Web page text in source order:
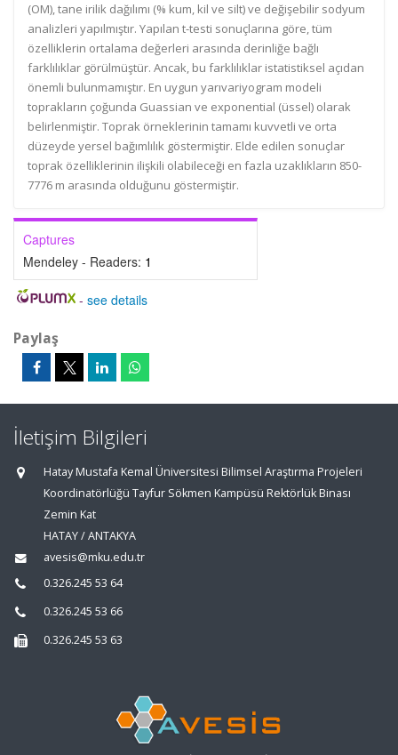
(OM), tane irilik dağılımı (% kum, kil ve silt) ve değişebilir sodyum
analizleri yapılmıştır. Yapılan t-testi sonuçlarına göre, tüm
özelliklerin ortalama değerleri arasında derinliğe bağlı
farklılıklar görülmüştür. Ancak, bu farklılıklar istatistiksel açıdan
önemli bulunmamıştır. En uygun yarıvariyogram modeli
toprakların çoğunda Guassian ve exponential (üssel) olarak
belirlenmiştir. Toprak örneklerinin tamamı kuvvetli ve orta
düzeyde yersel bağımlılık göstermiştir. Elde edilen sonuçlar
toprak özelliklerinin ilişkili olabileceği en fazla uzaklıkların 850-
7776 m arasında olduğunu göstermiştir.
Captures
Mendeley - Readers: 1
- see details
Paylaş
İletişim Bilgileri
Hatay Mustafa Kemal Üniversitesi Bilimsel Araştırma Projeleri
Koordinatörlüğü Tayfur Sökmen Kampüsü Rektörlük Binası
Zemin Kat
HATAY / ANTAKYA
avesis@mku.edu.tr
0.326.245 53 64
0.326.245 53 66
0.326.245 53 63